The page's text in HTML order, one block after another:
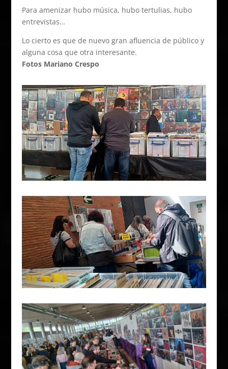
Para amenizar hubo música, hubo tertulias, hubo
entrevistas…
Lo cierto es que de nuevo gran afluencia de público y
alguna cosa que otra interesante.
Fotos Mariano Crespo